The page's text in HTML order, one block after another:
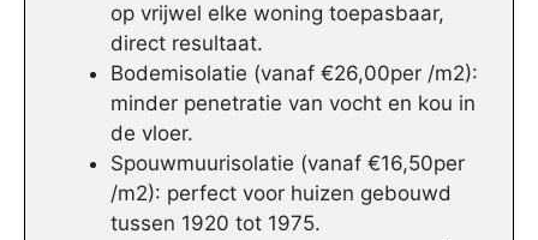
op vrijwel elke woning toepasbaar,
direct resultaat.
Bodemisolatie (vanaf €26,00per /m2):
minder penetratie van vocht en kou in
de vloer.
Spouwmuurisolatie (vanaf €16,50per
/m2): perfect voor huizen gebouwd
tussen 1920 tot 1975.